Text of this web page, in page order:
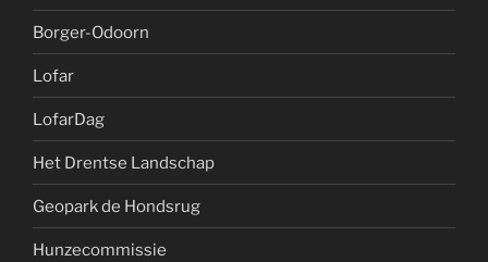
Borger-Odoorn
Lofar
LofarDag
Het Drentse Landschap
Geopark de Hondsrug
Hunzecommissie